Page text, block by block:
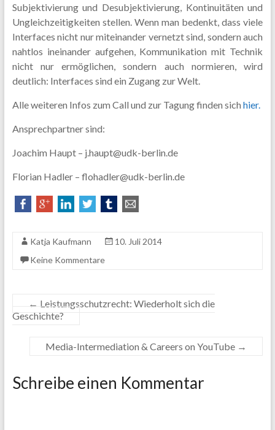
Subjektivierung und Desubjektivierung, Kontinuitäten und
Ungleichzeitigkeiten stellen. Wenn man bedenkt, dass viele
Interfaces nicht nur miteinander vernetzt sind, sondern auch
nahtlos ineinander aufgehen, Kommunikation mit Technik
nicht nur ermöglichen, sondern auch normieren, wird
deutlich: Interfaces sind ein Zugang zur Welt.
Alle weiteren Infos zum Call und zur Tagung finden sich hier.
Ansprechpartner sind:
Joachim Haupt – j.haupt@udk-berlin.de
Florian Hadler – flohadler@udk-berlin.de
Katja Kaufmann
10. Juli 2014
Keine Kommentare
← Leistungsschutzrecht: Wiederholt sich die
Geschichte?
Media-Intermediation & Careers on YouTube →
Schreibe einen Kommentar